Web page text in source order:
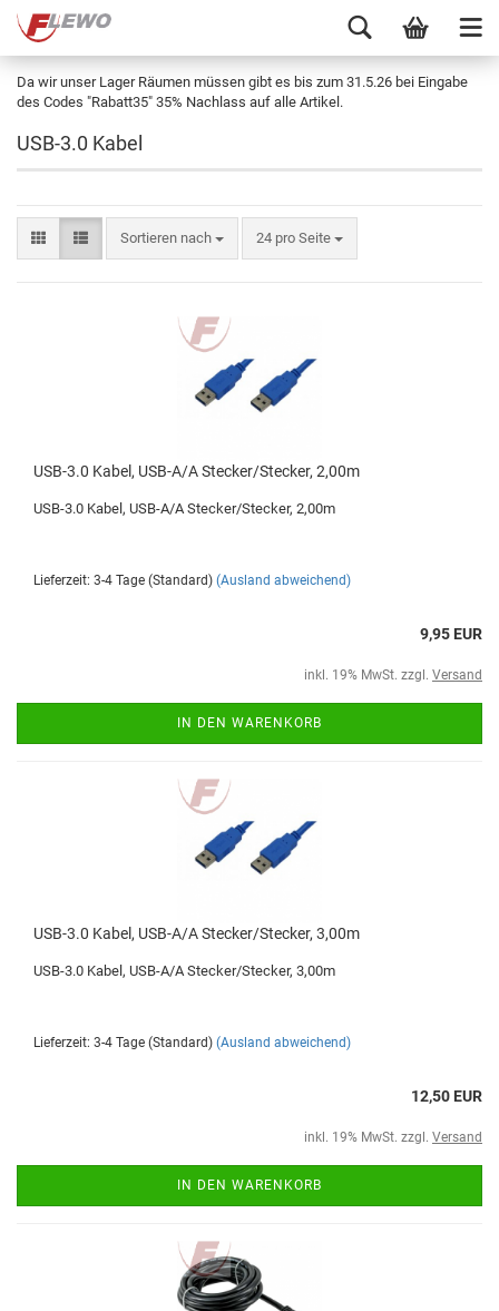
Da wir unser Lager Räumen müssen gibt es bis zum 31.5.26 bei Eingabe
des Codes "Rabatt35" 35% Nachlass auf alle Artikel.
USB-3.0 Kabel
Sortieren nach 24 pro Seite
USB-3.0 Kabel, USB-A/A Stecker/Stecker, 2,00m
USB-3.0 Kabel, USB-A/A Stecker/Stecker, 2,00m
Lieferzeit: 3-4 Tage (Standard) (Ausland abweichend)
9,95 EUR
inkl. 19% MwSt. zzgl. Versand
IN DEN WARENKORB
USB-3.0 Kabel, USB-A/A Stecker/Stecker, 3,00m
USB-3.0 Kabel, USB-A/A Stecker/Stecker, 3,00m
Lieferzeit: 3-4 Tage (Standard) (Ausland abweichend)
12,50 EUR
inkl. 19% MwSt. zzgl. Versand
IN DEN WARENKORB